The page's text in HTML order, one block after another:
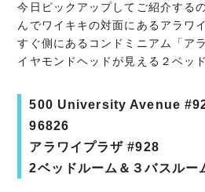
今日ピックアップしてご紹介する
んでワイキキの対面にあるアラワ
すぐ側にあるコンドミニアム「ア
イヤモンドヘッドが見える２ベッ
500 University Avenue
96826
アラワイプラザ #928
2ベッドルーム＆３バスルー